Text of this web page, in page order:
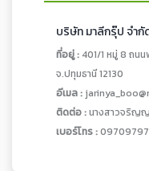
บริษัท มาลีกรุ๊ป จำกั
ที่อยู่ :401/1 หมู่ 8 ถน
จ.ปทุมธานี 12130
อีเมล :
ติดต่อ :นางสาวจริญ
เบอร์โทร :